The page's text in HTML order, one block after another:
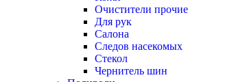
Очистители прочие
Для рук
Салона
Следов насекомых
Стекол
Чернитель шин